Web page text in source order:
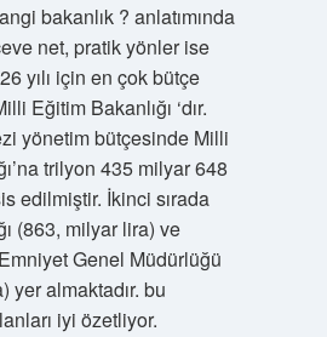
bakanlık ? anlatımında
net, pratik yönler ise
yılı için en çok bütçe
Eğitim Bakanlığı ‘dır.
yönetim bütçesinde Milli
trilyon 435 milyar 648
edilmiştir. İkinci sırada
(863, milyar lira) ve
Genel Müdürlüğü
yer almaktadır. bu
iyi özetliyor.